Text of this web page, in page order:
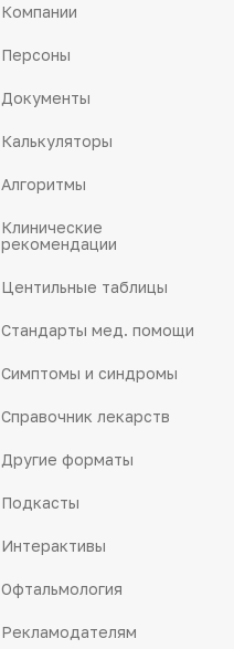
Компании
Персоны
Документы
Калькуляторы
Алгоритмы
Клинические
рекомендации
Центильные таблицы
Стандарты мед. помощи
Симптомы и синдромы
Справочник лекарств
Другие форматы
Подкасты
Интерактивы
Офтальмология
Рекламодателям